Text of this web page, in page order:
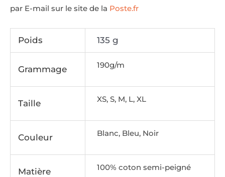
par E-mail sur le site de la Poste.fr
Poids 135 g
Grammage 190g/m
Taille XS, S, M, L, XL
Couleur Blanc, Bleu, Noir
Matière 100% coton semi-peigné